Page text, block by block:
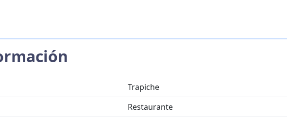
Trapiche
Restaurante